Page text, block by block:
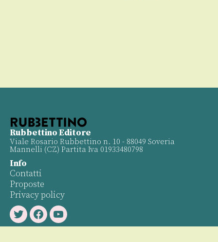
Rubbettino Editore
Viale Rosario Rubbettino n. 10 - 88049 Soveria
Mannelli (CZ) Partita Iva 01933480798
Info
Contatti
Proposte
Privacy policy
TwitterFacebookYoutube